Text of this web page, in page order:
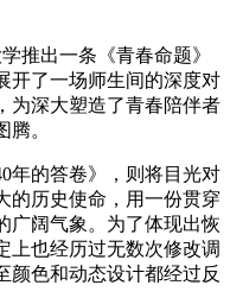
推出一条《青春命题》
开了一场师生间的深度对
为深大塑造了青春陪伴者
。
年的答卷》，则将目光对
的历史使命，用一份贯穿
广阔气象。为了体现出恢
上也经历过无数次修改调
颜色和动态设计都经过反